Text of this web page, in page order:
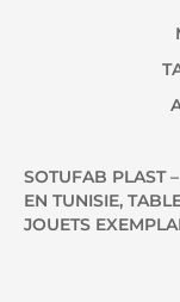
SOTUFAB PLAST
EN TUNISIE,
JOUETS